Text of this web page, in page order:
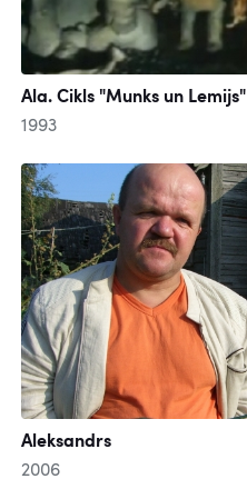
Ala. Cikls "Munks un Lemijs"
1993
Aleksandrs
2006